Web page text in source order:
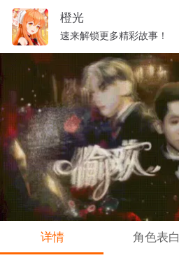
详情 角色表白
橙光
速来解锁更多精彩故事！